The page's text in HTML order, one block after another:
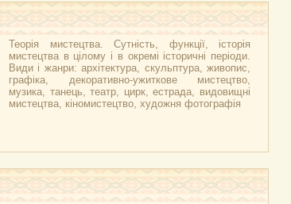
Теорія мистецтва. Сутність, функції, історія
мистецтва в цілому і в окремі історичні періоди.
Види і жанри: архітектура, скульптура, живопис,
графіка, декоративно-ужиткове мистецтво,
музика, танець, театр, цирк, естрада, видовищні
мистецтва, кіномистецтво, художня фотографія